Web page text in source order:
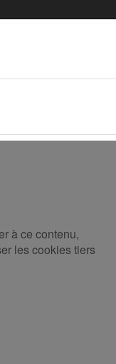
à ce contenu,
les cookies tiers